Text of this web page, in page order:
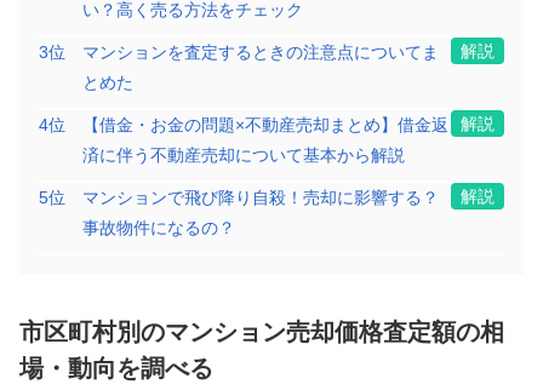
い？高く売る方法をチェック
3位
マンションを査定するときの注意点についてま
とめた
解説
4位
【借金・お金の問題×不動産売却まとめ】借金返
済に伴う不動産売却について基本から解説
解説
5位
マンションで飛び降り自殺！売却に影響する？
事故物件になるの？
解説
市区町村別のマンション売却価格査定額の相
場・動向を調べる